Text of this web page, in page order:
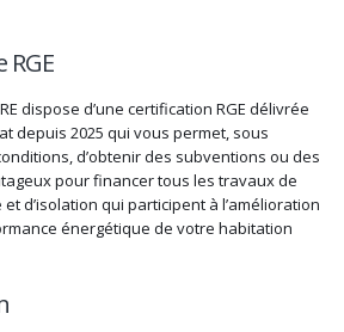
RGE
dispose d’une certification RGE délivrée
depuis 2025 qui vous permet, sous
d’obtenir des subventions ou des
pour financer tous les travaux de
d’isolation qui participent à l’amélioration
énergétique de votre habitation